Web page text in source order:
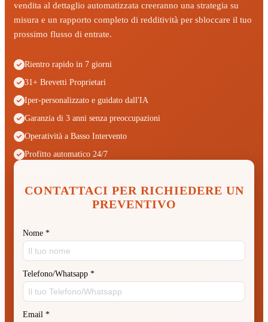
vendita al dettaglio automatizzata creeranno una strategia su
misura e un rapporto completo di redditività per sbloccare il tuo
prossimo flusso di entrate.
Rientro rapido in 7 giorni
31+ Brevetti Proprietari
Iper-personalizzato e guidato dall'IA
Garanzia di 3 anni senza preoccupazioni
Operatività a Basso Intervento
Profitto automatico 24/7
CONTATTACI PER RICHIEDERE UN
PREVENTIVO
Nome *
Telefono/Whatsapp *
Email *